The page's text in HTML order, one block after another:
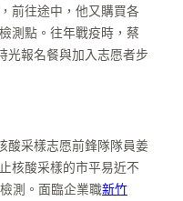
前往途中，他又購買各
測點。往年戰疫時，蔡
光報名餐與加入志愿者步
采樣志愿前鋒隊隊員姜
核酸采樣的市平易近不
測。面臨企業職新竹